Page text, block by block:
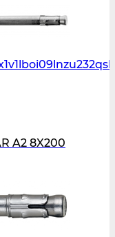
A2 8X200